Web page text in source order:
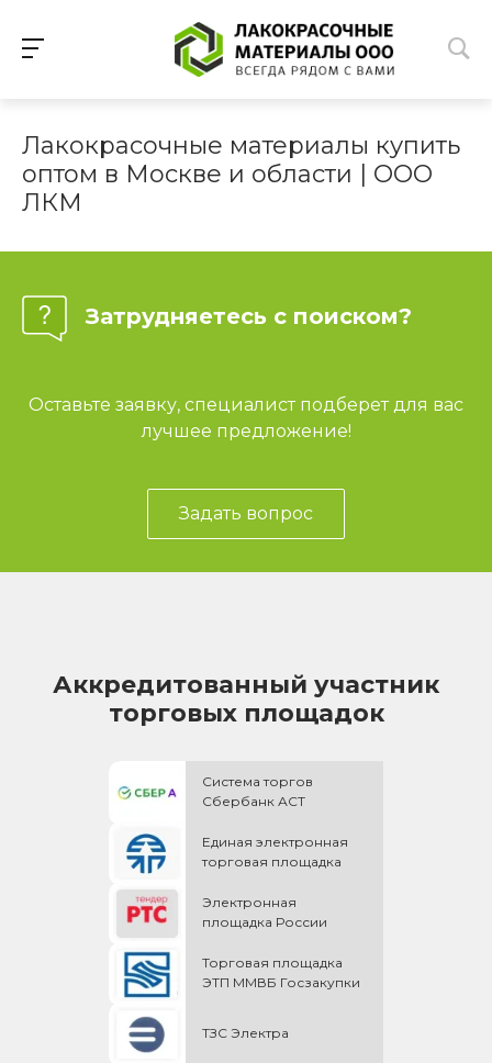
Лакокрасочные материалы купить
оптом в Москве и области | ООО
ЛКМ
Затрудняетесь с поиском?
Оставьте заявку, специалист подберет для вас
лучшее предложение!
Задать вопрос
Аккредитованный участник
торговых площадок
Система торгов
Сбербанк АСТ
Единая электронная
торговая площадка
Электронная
площадка России
Торговая площадка
ЭТП ММВБ Госзакупки
ТЗС Электра